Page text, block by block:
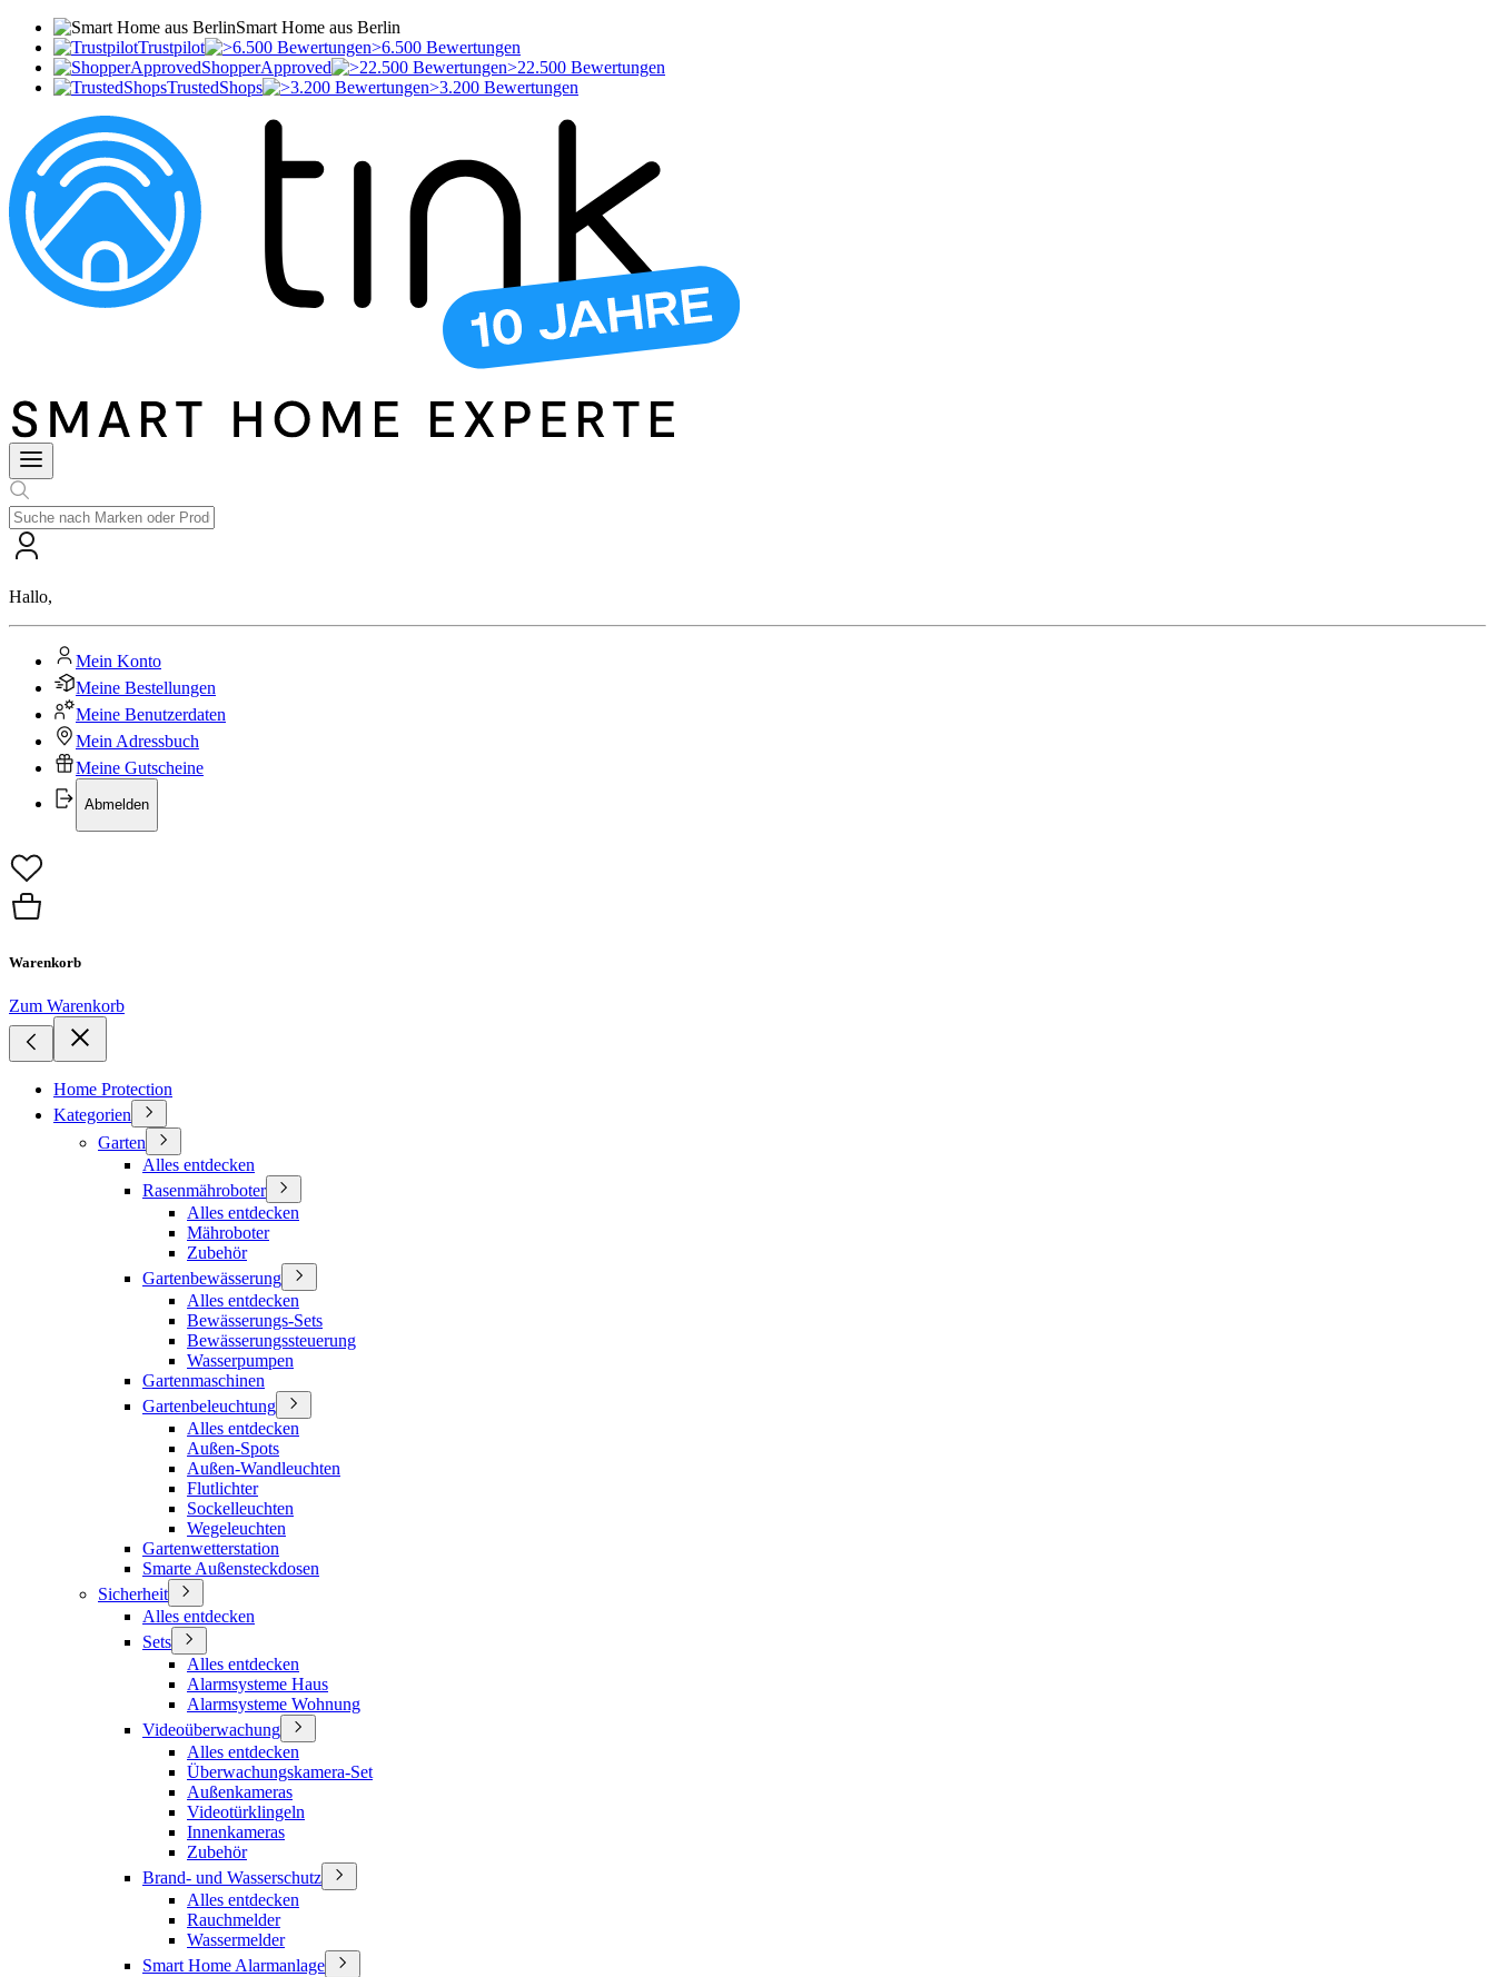
Smart Home aus Berlin
Trustpilot
>6.500 Bewertungen
ShopperApproved
>22.500 Bewertungen
TrustedShops
>3.200 Bewertungen
Hallo,
Mein Konto
Meine Bestellungen
Meine Benutzerdaten
Mein Adressbuch
Meine Gutscheine
Abmelden
Warenkorb
Zum Warenkorb
Home Protection
Kategorien
Garten
Alles entdecken
Rasenmähroboter
Alles entdecken
Mähroboter
Zubehör
Gartenbewässerung
Alles entdecken
Bewässerungs-Sets
Bewässerungssteuerung
Wasserpumpen
Gartenmaschinen
Gartenbeleuchtung
Alles entdecken
Außen-Spots
Außen-Wandleuchten
Flutlichter
Sockelleuchten
Wegeleuchten
Gartenwetterstation
Smarte Außensteckdosen
Sicherheit
Alles entdecken
Sets
Alles entdecken
Alarmsysteme Haus
Alarmsysteme Wohnung
Videoüberwachung
Alles entdecken
Überwachungskamera-Set
Außenkameras
Videotürklingeln
Innenkameras
Zubehör
Brand- und Wasserschutz
Alles entdecken
Rauchmelder
Wassermelder
Smart Home Alarmanlage